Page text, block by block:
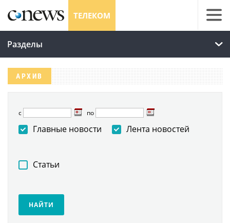
ТЕЛЕКОМ
Разделы
АРХИВ
с по
Главные новости Лента новостей
Статьи